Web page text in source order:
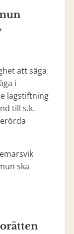
att säga
i
lagstiftning
till s.k.
ska